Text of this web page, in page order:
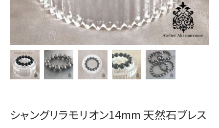
シャングリラモリオン14mm 天然石ブレス